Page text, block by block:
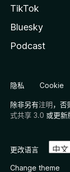
TikTok
Bluesky
Podcast
隐私 Cookie
除非另有注明，否
式共享 3.0 或更新
更改语言
Change theme